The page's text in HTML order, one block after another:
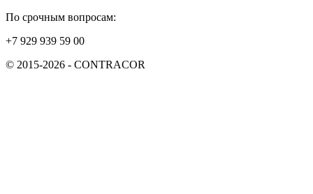
По срочным вопросам:
+7 929 939 59 00
© 2015-2026 - CONTRACOR